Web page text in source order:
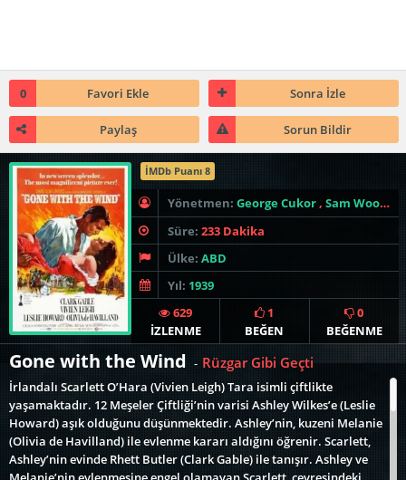
0 Favori Ekle Sonra İzle
Paylaş Sorun Bildir
İMDb Puanı 8
Yönetmen: George Cukor, Sam Wood ,
Süre: 233 Dakika
Ülke: ABD
Yıl: 1939
629
İZLENME
1
BEĞEN
0
BEĞENME
Gone with the Wind - Rüzgar Gibi Geçti
İrlandalı Scarlett O’Hara (Vivien Leigh) Tara isimli çiftlikte
yaşamaktadır. 12 Meşeler Çiftliği’nin varisi Ashley Wilkes’e (Leslie
Howard) aşık olduğunu düşünmektedir. Ashley’nin, kuzeni Melanie
(Olivia de Havilland) ile evlenme kararı aldığını öğrenir. Scarlett,
Ashley’nin evinde Rhett Butler (Clark Gable) ile tanışır. Ashley ve